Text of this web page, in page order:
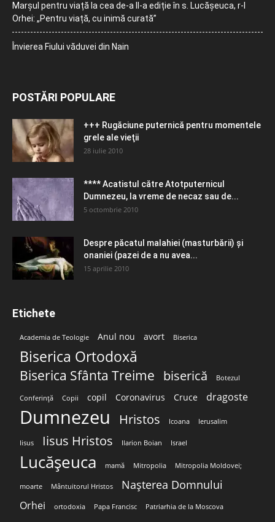
Marșul pentru viață la cea de-a II-a ediție în s. Lucășeuca, r-l
Orhei: „Pentru viață, cu inimă curată”
Învierea Fiului văduvei din Nain
POSTĂRI POPULARE
+++ Rugăciune puternică pentru momentele
grele ale vieţii
28 iulie 2010
**** Acatistul către Atotputernicul
Dumnezeu, la vreme de necaz sau de...
5 octombrie 2010
Despre păcatul malahiei (masturbării) şi
onaniei (pazei de a nu avea...
15 aprilie 2010
Etichete
Academia de Teologie Anul nou avort Biserica
Biserica Ortodoxă
Biserica Sfânta Treime biserică Botezul
Conferință Copii copil Coronavirus Cruce dragoste
Dumnezeu Hristos Icoana Ierusalim
Iisus Iisus Hristos Ilarion Boian Israel
Lucășeuca mamă Mitropolia Mitropolia Moldovei;
moarte Mântuitorul Hristos Nașterea Domnului
Orhei ortodoxia Papa Francisc Patriarhia de la Moscova